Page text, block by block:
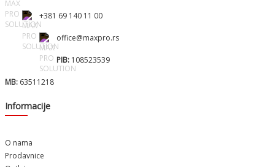
+381 69 140 11 00
office@maxpro.rs
PIB: 108523539
MB: 63511218
Informacije
O nama
Prodavnice